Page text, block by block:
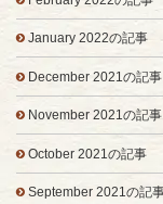
January 2022の記事
December 2021の記事
November 2021の記事
October 2021の記事
September 2021の記